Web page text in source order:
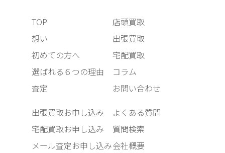
TOP
想い
初めての方へ
選ばれる６つの理由
査定
店頭買取
出張買取
宅配買取
コラム
お問い合わせ
出張買取お申し込み
宅配買取お申し込み
メール査定お申し込み
よくある質問
質問検索
会社概要